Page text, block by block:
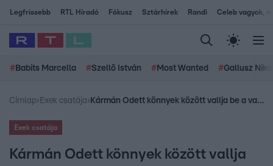
Legfrissebb RTL Híradó Fókusz Sztárhírek Randi Celeb vagyok,
# Babits Marcella #Szellő István # Most Wanted #Gallusz
Címlap› Exek csatája› Kármán Odett könnyek között vallja be a valódi érzéseit Kamarás Norbinak
Exek csatája
Kármán Odett könnyek között vallja